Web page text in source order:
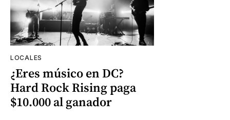
LOCALES
¿Eres músico en DC?
Hard Rock Rising paga
$10.000 al ganador